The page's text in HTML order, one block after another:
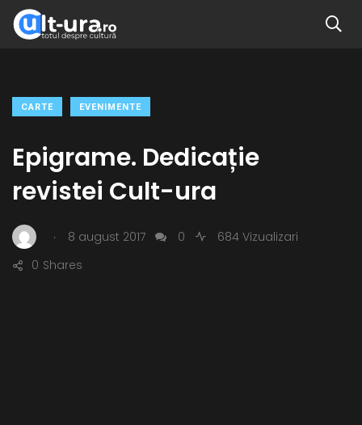
CARTE EVENIMENTE
Epigrame. Dedicație
revistei Cult-ura
. 8 august 2017 0
684 Vizualizari
Shares
0